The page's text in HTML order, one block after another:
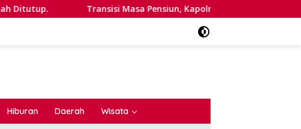
Transisi Masa Pensiun, Kapolri Gencar Bangun Citra Heroik?
Hiburan Daerah Wisata